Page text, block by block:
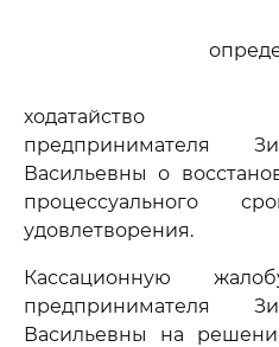
ходатайство
предпринимателя
Васильевны о
процессуального
удовлетворения.
Кассационную
предпринимателя
Васильевны на